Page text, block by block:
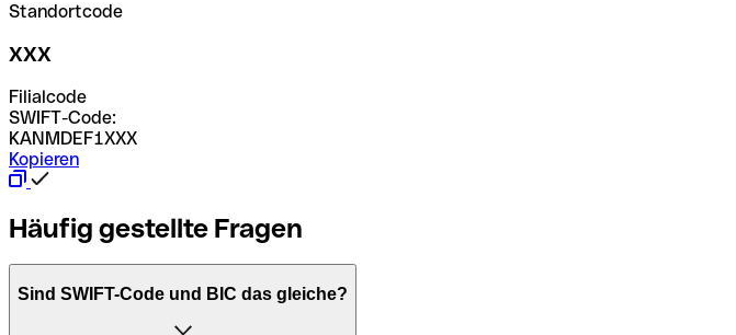
Standortcode
XXX
Filialcode
SWIFT-Code:
KANMDEF1XXX
Kopieren
Häufig gestellte Fragen
Sind SWIFT-Code und BIC das gleiche?